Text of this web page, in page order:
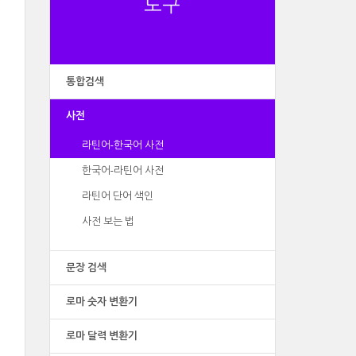
도구
통합검색
사전
라틴어-한국어 사전
한국어-라틴어 사전
라틴어 단어 색인
사전 보는 법
문장 검색
로마 숫자 변환기
로마 달력 변환기